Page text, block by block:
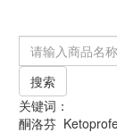
搜索
关键词：
酮洛芬